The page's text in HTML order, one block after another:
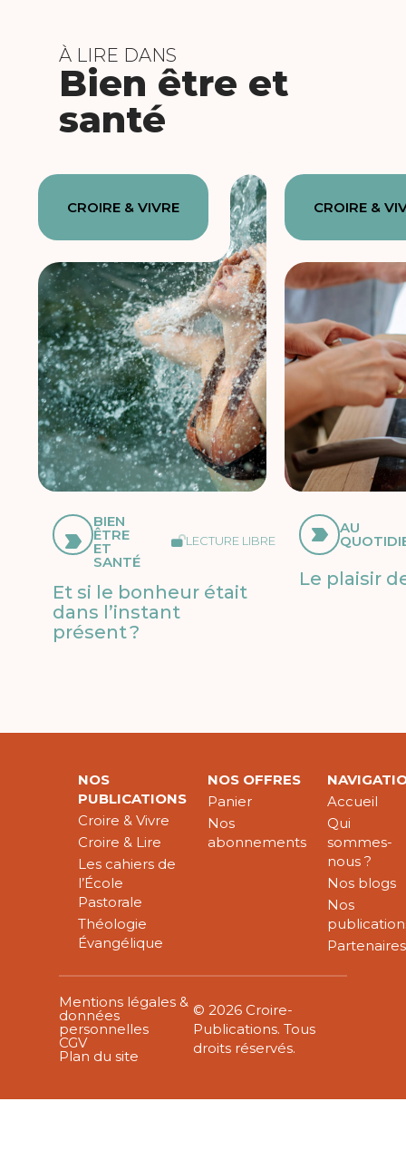
À LIRE DANS
Bien être et
santé
CROIRE & VIVRE
BIEN
ÊTRE
ET
SANTÉ
LECTURE LIBRE
Et si le bonheur était
dans l’instant
présent ?
CROIRE &
AU
Le plaisir
NOS
PUBLICATIONS
Croire & Vivre
Croire & Lire
Les cahiers de
l’École
Pastorale
Théologie
Évangélique
NOS OFFRES
Panier
Nos
abonnements
Accueil
Qui
sommes-
nous ?
Nos blogs
Nos
Partenaires
Mentions légales &
données
personnelles
CGV
Plan du site
© 2026 Croire-
Publications. Tous
droits réservés.